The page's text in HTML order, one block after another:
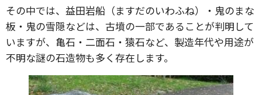
その中では、益田岩船（ますだのいわふね）・鬼のまな
板・鬼の雪隠などは、古墳の一部であることが判明して
いますが、亀石・二面石・猿石など、製造年代や用途が
不明な謎の石造物も多く存在します。